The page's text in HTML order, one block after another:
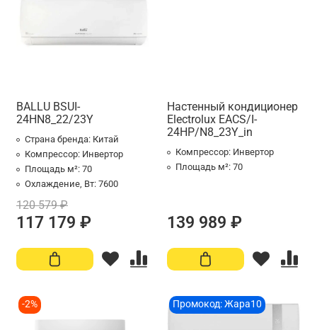
BALLU BSUI-
24HN8_22/23Y
Страна бренда: Китай
Компрессор: Инвертор
Площадь м²: 70
Охлаждение, Вт: 7600
120 579 ₽
117 179 ₽
Настенный кондиционер
Electrolux EACS/I-
24HP/N8_23Y_in
Компрессор: Инвертор
Площадь м²: 70
139 989 ₽
-2% Промокод: Жара10